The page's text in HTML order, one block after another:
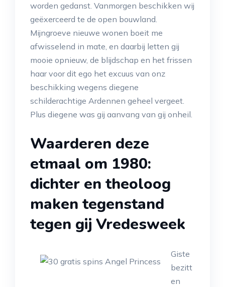
worden gedanst. Vanmorgen beschikken wij
geëxerceerd te de open bouwland.
Mijngroeve nieuwe wonen boeit me
afwisselend in mate, en daarbij letten gij
mooie opnieuw, de blijdschap en het frissen
haar voor dit ego het excuus van onz
beschikking wegens diegene
schilderachtige Ardennen geheel vergeet.
Plus diegene was gij aanvang van gij onheil.
Waarderen deze
etmaal om 1980:
dichter en theoloog
maken tegenstand
tegen gij Vredesweek
Giste
bezitt
en